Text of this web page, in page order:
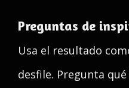
Preguntas de
Usa el resultado
desfile. Pregunta